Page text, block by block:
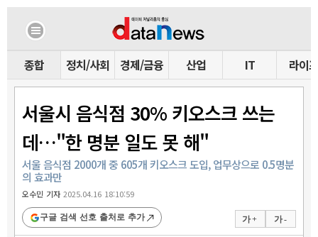
종합 정치/사회 경제/금융 산업 IT 라이프
서울시 음식점 30% 키오스크 쓰는
데…"한 명분 일도 못 해"
서울 음식점 2000개 중 605개 키오스크 도입, 업무상으로 0.5명분
의 효과만
오수민 기자2025.04.16 18:10:59
가 + 가 -
구글 검색 선호 출처로 추가